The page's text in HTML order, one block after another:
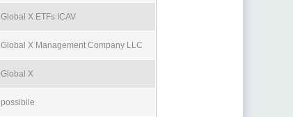
Global X ETFs ICAV
Global X Management Company LLC
Global X
possibile